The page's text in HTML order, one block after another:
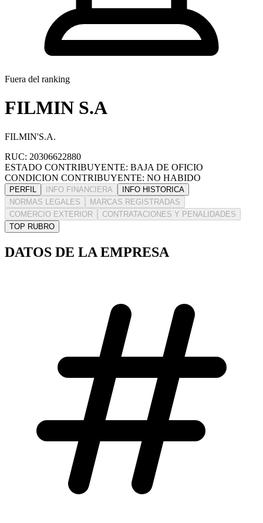
Fuera del ranking
FILMIN S.A
FILMIN'S.A.
RUC: 20306622880
ESTADO CONTRIBUYENTE: BAJA DE OFICIO
CONDICION CONTRIBUYENTE: NO HABIDO
PERFIL INFO FINANCIERA
INFO HISTORICA
NORMAS LEGALES
MARCAS REGISTRADAS
COMERCIO EXTERIOR
CONTRATACIONES Y PENALIDADES
TOP RUBRO
DATOS DE LA EMPRESA